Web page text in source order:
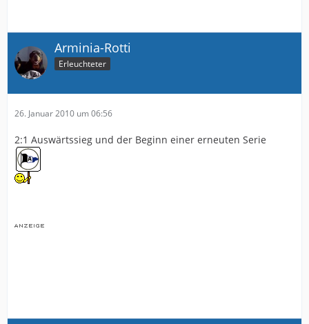
Arminia-Rotti
Erleuchteter
26. Januar 2010 um 06:56
2:1 Auswärtssieg und der Beginn einer erneuten Serie